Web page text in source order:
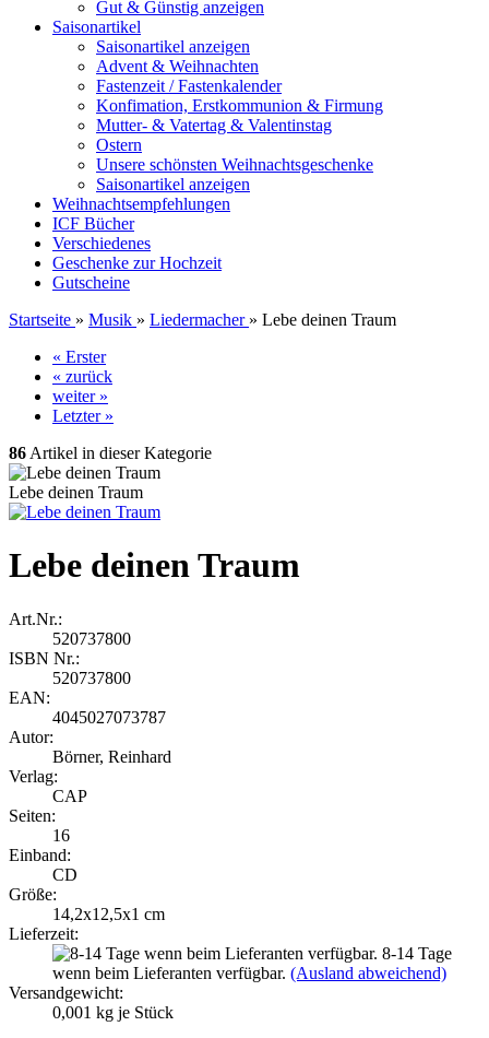
Gut & Günstig anzeigen
Saisonartikel
Saisonartikel anzeigen
Advent & Weihnachten
Fastenzeit / Fastenkalender
Konfimation, Erstkommunion & Firmung
Mutter- & Vatertag & Valentinstag
Ostern
Unsere schönsten Weihnachtsgeschenke
Saisonartikel anzeigen
Weihnachtsempfehlungen
ICF Bücher
Verschiedenes
Geschenke zur Hochzeit
Gutscheine
Startseite » Musik » Liedermacher » Lebe deinen Traum
« Erster
« zurück
weiter »
Letzter »
86 Artikel in dieser Kategorie
Lebe deinen Traum
Lebe deinen Traum
Art.Nr.:
520737800
ISBN Nr.:
520737800
EAN:
4045027073787
Autor:
Börner, Reinhard
Verlag:
CAP
Seiten:
16
Einband:
CD
Größe:
14,2x12,5x1 cm
Lieferzeit:
8-14 Tage
wenn beim Lieferanten verfügbar. (Ausland abweichend)
Versandgewicht:
0,001 kg je Stück